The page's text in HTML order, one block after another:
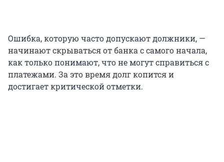
Ошибка, которую часто допускают должники, —
начинают скрываться от банка с самого начала,
как только понимают, что не могут справиться с
платежами. За это время долг копится и
достигает критической отметки.